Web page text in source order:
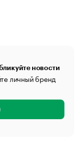
новости
личный бренд